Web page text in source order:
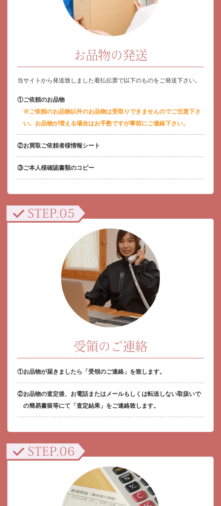
お品物の発送
当サイトから発送致しました着払伝票で以下のものをご発送下さい。
ご依頼のお品物
※ご依頼のお品物以外のお品物は受取りできませんのでご注意下さ
い。お品物が増える場合はお手数ですが事前にご連絡下さい。
お買取ご依頼者様情報シート
ご本人様確認書類のコピー
受領のご連絡
お品物が届きましたら「受領のご連絡」を致します。
お品物の査定後、お電話またはメールもしくは転送しない取扱いで
の簡易書留等にて「査定結果」をご連絡致します。